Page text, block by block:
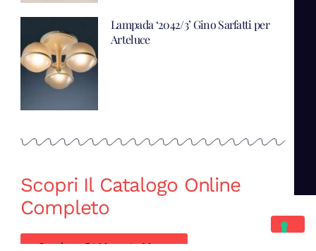
Lampada ‘2042/3’ Gino Sarfatti per
Arteluce
Scopri Il Catalogo Online
Completo
Catalogo Di Mano in Mano